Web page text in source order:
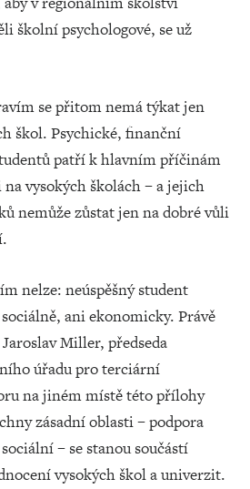
školní psychologové, se už
se přitom nemá týkat jen
škol. Psychické, finanční
patří k hlavním příčinám
vysokých školách – a jejich
nemůže zůstat jen na dobré vůli
nelze: neúspěšný student
ani ekonomicky. Právě
Miller, předseda
úřadu pro terciární
na jiném místě této přílohy
zásadní oblasti – podpora
– se stanou součástí
vysokých škol a univerzit.